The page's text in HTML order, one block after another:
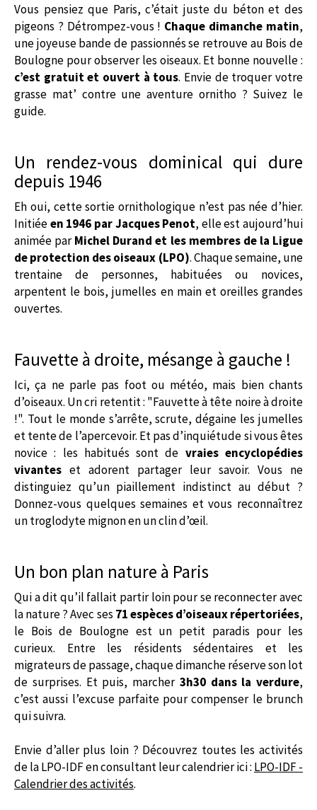
Vous pensiez que Paris, c’était juste du béton et des
pigeons ? Détrompez-vous ! Chaque dimanche matin,
une joyeuse bande de passionnés se retrouve au Bois de
Boulogne pour observer les oiseaux. Et bonne nouvelle :
c’est gratuit et ouvert à tous. Envie de troquer votre
grasse mat’ contre une aventure ornitho ? Suivez le
guide.
Un rendez-vous dominical qui dure
depuis 1946
Eh oui, cette sortie ornithologique n’est pas née d’hier.
Initiéeen 1946 par Jacques Penot, elle est aujourd’hui
animée parMichel Durand et les membres de la Ligue
de protection des oiseaux (LPO). Chaque semaine, une
trentaine de personnes, habituées ou novices,
arpentent le bois, jumelles en main et oreilles grandes
ouvertes.
Fauvette à droite, mésange à gauche !
Ici, ça ne parle pas foot ou météo, mais bien chants
d’oiseaux. Un cri retentit : "Fauvette à tête noire à droite
!". Tout le monde s’arrête, scrute, dégaine les jumelles
et tente de l’apercevoir. Et pas d’inquiétude si vous êtes
novice : les habitués sont de vraies encyclopédies
vivantes et adorent partager leur savoir. Vous ne
distinguiez qu’un piaillement indistinct au début ?
Donnez-vous quelques semaines et vous reconnaîtrez
un troglodyte mignon en un clin d’œil.
Un bon plan nature à Paris
Qui a dit qu’il fallait partir loin pour se reconnecter avec
la nature ? Avec ses 71 espèces d’oiseaux répertoriées,
le Bois de Boulogne est un petit paradis pour les
curieux. Entre les résidents sédentaires et les
migrateurs de passage, chaque dimanche réserve son lot
de surprises. Et puis, marcher 3h30 dans la verdure,
c’est aussi l’excuse parfaite pour compenser le brunch
qui suivra.
Envie d’aller plus loin ? Découvrez toutes les activités
de la LPO-IDF en consultant leur calendrier ici : LPO-IDF -
Calendrier des activités.